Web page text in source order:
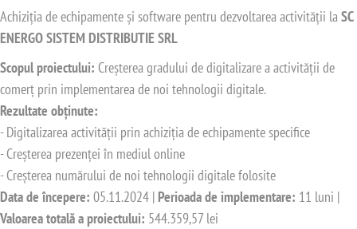
Achiziția de echipamente și software pentru dezvoltarea activității laSC
ENERGO SISTEM DISTRIBUTIE SRL
Scopul proiectului: Creșterea gradului de digitalizare a activității de
comerț prin implementarea de noi tehnologii digitale.
Rezultate obținute:
- Digitalizarea activității prin achiziția de echipamente specifice
- Creșterea prezenței în mediul online
- Creșterea numărului de noi tehnologii digitale folosite
Data de începere: 05.11.2024 | Perioada de implementare: 11 luni |
Valoarea totală a proiectului: 544.359,57 lei